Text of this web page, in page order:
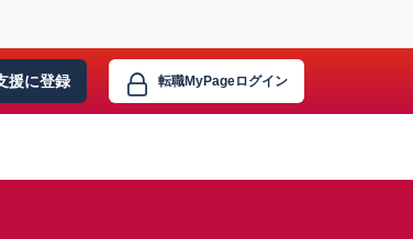
援に登録 転職MyPageログイン